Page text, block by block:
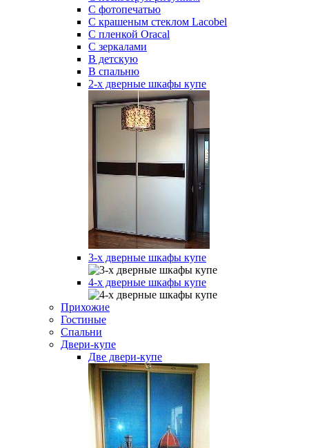
С фотопечатью
С крашеным стеклом Lacobel
С пленкой Oracal
С зеркалами
В детскую
В спальню
2-х дверные шкафы купе
3-х дверные шкафы купе
4-х дверные шкафы купе
Прихожие
Гостиные
Спальни
Двери-купе
Две двери-купе